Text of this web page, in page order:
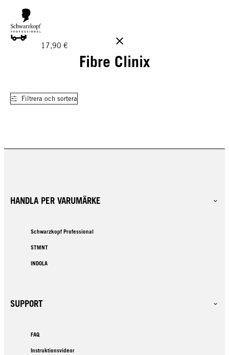
GRATIS LEVERANS PÅ BESTÄLLNINGAR ÖVER 160 €!
17,90 €
Fibre Clinix
Filtrera och sortera
HANDLA PER VARUMÄRKE
Schwarzkopf Professional
STMNT
INDOLA
SUPPORT
FAQ
Instruktionsvideor